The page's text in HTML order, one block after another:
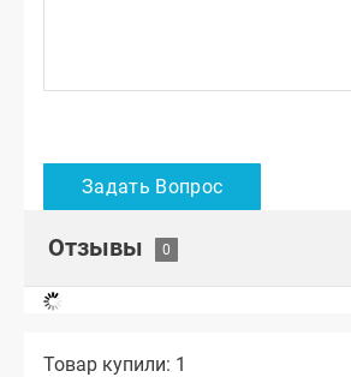
Отзывы
Товар купили: 1